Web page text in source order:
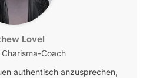
Lovel
Coach
authentisch anzusprechen,